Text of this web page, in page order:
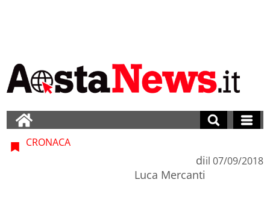
CRONACA
di
Luca Mercanti
il 07/09/2018